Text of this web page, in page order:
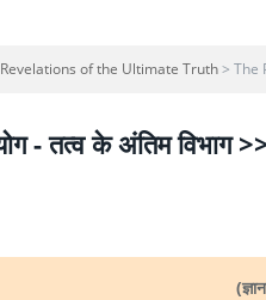
of the Ultimate Truth> The
- तत्व के अंतिम विभाग >>